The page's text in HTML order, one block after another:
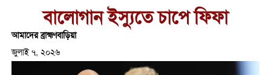
বালোগান ইস্যুতে চাপে ফিফা
আমাদের ব্রাহ্মণবাড়িয়া
জুলাই ৭, ২০২৬